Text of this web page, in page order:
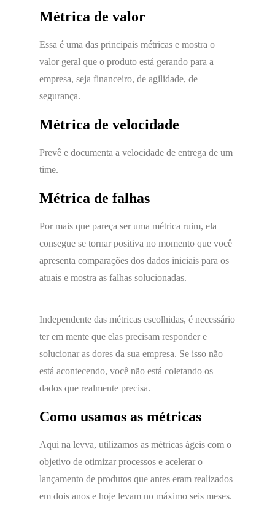
Métrica de valor
Essa é uma das principais métricas e mostra o
valor geral que o produto está gerando para a
empresa, seja financeiro, de agilidade, de
segurança.
Métrica de velocidade
Prevê e documenta a velocidade de entrega de um
time.
Métrica de falhas
Por mais que pareça ser uma métrica ruim, ela
consegue se tornar positiva no momento que você
apresenta comparações dos dados iniciais para os
atuais e mostra as falhas solucionadas.
Independente das métricas escolhidas, é necessário
ter em mente que elas precisam responder e
solucionar as dores da sua empresa. Se isso não
está acontecendo, você não está coletando os
dados que realmente precisa.
Como usamos as métricas
Aqui na levva, utilizamos as métricas ágeis com o
objetivo de otimizar processos e acelerar o
lançamento de produtos que antes eram realizados
em dois anos e hoje levam no máximo seis meses.